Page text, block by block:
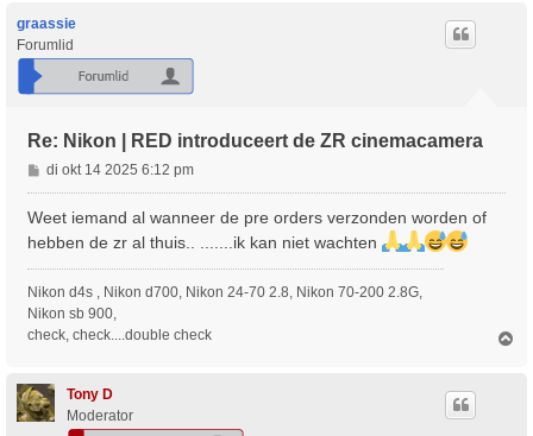
graassie
Forumlid
Re: Nikon | RED introduceert de ZR cinemacamera
B
e
r
t
di okt 14 2025 6:12 pm
Weet iemand al wanneer de pre orders verzonden worden of
hebben de zr al thuis.. .......ik kan niet wachten
Nikon d4s , Nikon d700, Nikon 24-70 2.8, Nikon 70-200 2.8G,
Nikon sb 900,
check, check....double check
Tony D
Moderator